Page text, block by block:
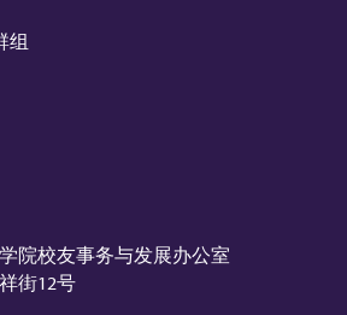
组
院校友事务与发展办公室
街12号